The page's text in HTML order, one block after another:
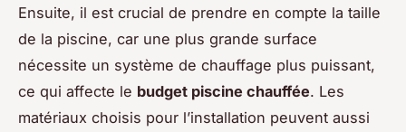
Ensuite, il est crucial de prendre en compte la taille
de la piscine, car une plus grande surface
nécessite un système de chauffage plus puissant,
ce qui affecte le budget piscine chauffée. Les
matériaux choisis pour l’installation peuvent aussi